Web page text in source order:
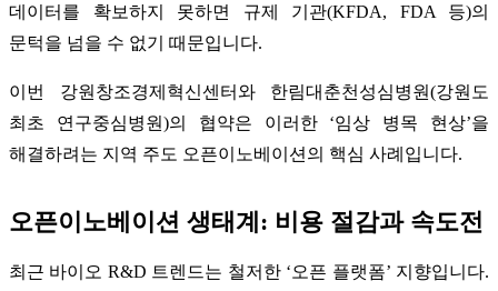
데이터를 확보하지 못하면 규제 기관(KFDA, FDA 등)의
문턱을 넘을 수 없기 때문입니다.
이번 강원창조경제혁신센터와 한림대춘천성심병원(강원도
최초 연구중심병원)의 협약은 이러한 ‘임상 병목 현상’을
해결하려는 지역 주도 오픈이노베이션의 핵심 사례입니다.
오픈이노베이션 생태계: 비용 절감과 속도전
최근 바이오 R&D 트렌드는 철저한 ‘오픈 플랫폼’ 지향입니다.